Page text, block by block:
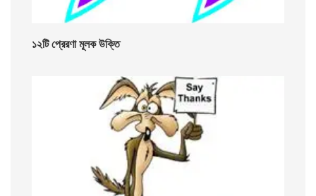
১২টি প্রেরণা মূলক উক্তি